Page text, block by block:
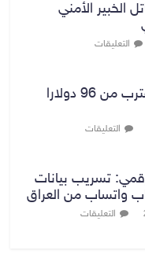
الخبير الأمني
التعليقات
اسعار النفط تقترب من 96 دولارا
التعليقات
تسريب بيانات
التعليقات